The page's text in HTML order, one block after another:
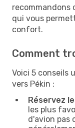
recommandons
qui vous
confort.
Comment
Voici 5 conseils
vers Pékin :
Réservez
les plus
d'avion pas